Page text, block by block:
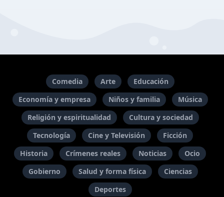
Comedia Arte
Educación
Economía y empresa
Niños y familia
Música
Religión y espiritualidad
Cultura y sociedad
Tecnología
Cine y Televisión
Ficción
Historia
Crímenes reales Noticias
Ocio
Gobierno
Salud y forma física
Ciencias
Deportes